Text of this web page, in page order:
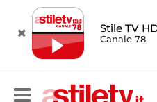
Stile TV
Canale 78